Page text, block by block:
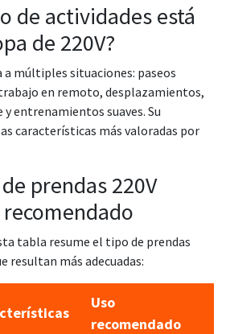
de actividades está
de 220V?
a múltiples situaciones: paseos
en remoto, desplazamientos,
entrenamientos suaves. Su
características más valoradas por
prendas 220V
tabla resume el tipo de prendas
resultan más adecuadas:
Uso
recomendado